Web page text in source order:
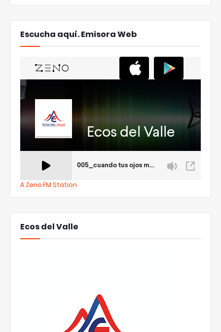
Escucha aquí. Emisora Web
A Zeno.FM Station
Ecos del Valle